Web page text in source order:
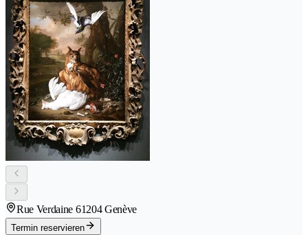
Rue Verdaine 61204 Genève
Termin reservieren